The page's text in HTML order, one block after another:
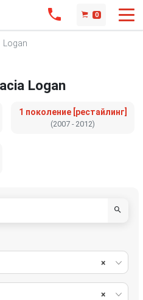
0
Logan
Logan
1 поколение [рестайлинг]
(2007 - 2012)
×
×